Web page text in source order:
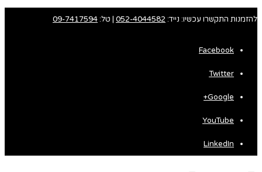
להזמנות התקשרו עכשיו: נייד: 052-4044582 | טל:09-7417594
Facebook
Twitter
Google+
YouTube
LinkedIn